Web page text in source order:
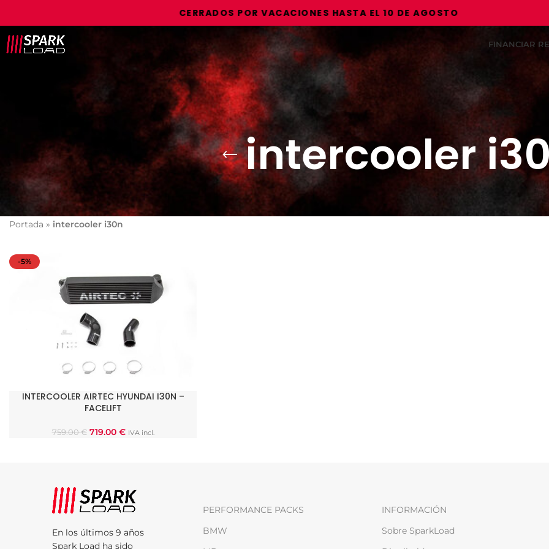
CERRADOS POR VACACIONES HASTA EL 10 DE AGOSTO
FINANCIAR
intercooler
Portada » intercooler i30n
-5%
AÑADIR AL CARRITO
INTERCOOLER AIRTEC HYUNDAI I30N –
FACELIFT
759.00€ 719.00 € IVA incl.
En los últimos 9 años
Spark Load ha sido
PERFORMANCE PACKS
BMW
INFORMACIÓN
Sobre SparkLoad